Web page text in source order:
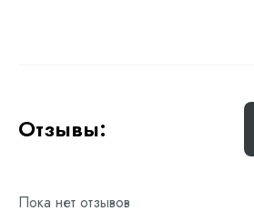
Отзывы:
Пока нет отзывов